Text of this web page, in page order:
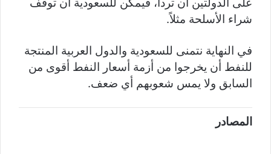
شراء الأسلحة مثلاً.
في النهاية نتمنى للسعودية والدول العربية المنتجة
للنفط أن يخرجوا من أزمة أسعار النفط أقوى من
السابق ولا يمس شعوبهم أي ضعف.
المصادر